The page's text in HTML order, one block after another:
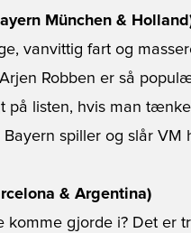
München &
vanvittig fart og
Robben er så
på listen, hvis man
spiller og slår VM
& Argentina)
komme gjorde i? Det er